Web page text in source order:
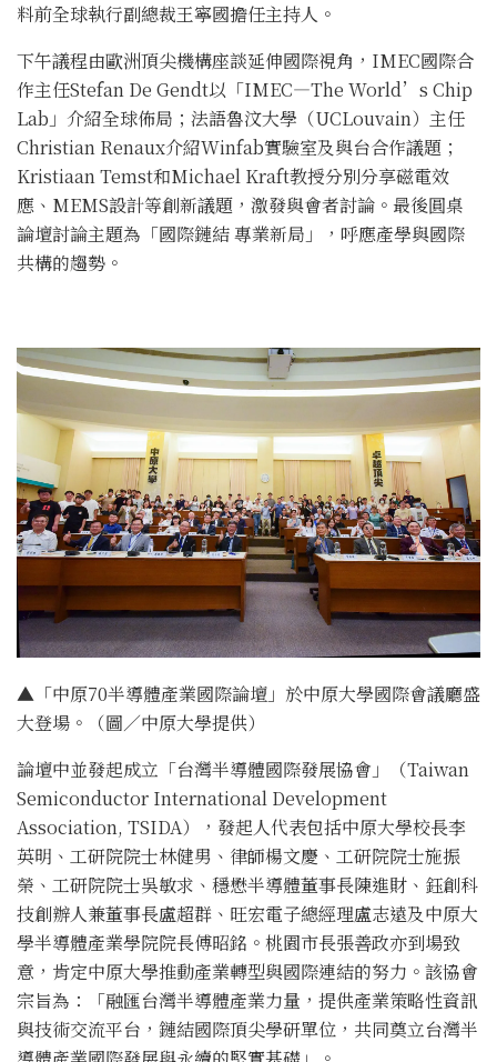
料前全球執行副總裁王寧國擔任主持人。
下午議程由歐洲頂尖機構座談延伸國際視角，IMEC國際合
作主任Stefan De Gendt以「IMEC—The World’s Chip
Lab」介紹全球佈局；法語魯汶大學（UCLouvain）主任
Christian Renaux介紹Winfab實驗室及與台合作議題；
Kristiaan Temst和Michael Kraft教授分別分享磁電效
應、MEMS設計等創新議題，激發與會者討論。最後圓桌
論壇討論主題為「國際鏈結 專業新局」，呼應產學與國際
共構的趨勢。
▲「中原70半導體產業國際論壇」於中原大學國際會議廳盛
大登場。（圖／中原大學提供）
論壇中並發起成立「台灣半導體國際發展協會」（Taiwan
Semiconductor International Development
Association, TSIDA），發起人代表包括中原大學校長李
英明、工研院院士林健男、律師楊文慶、工研院院士施振
榮、工研院院士吳敏求、穩懋半導體董事長陳進財、鈺創科
技創辦人兼董事長盧超群、旺宏電子總經理盧志遠及中原大
學半導體產業學院院長傅昭銘。桃園市長張善政亦到場致
意，肯定中原大學推動產業轉型與國際連結的努力。該協會
宗旨為：「融匯台灣半導體產業力量，提供產業策略性資訊
與技術交流平台，鏈結國際頂尖學研單位，共同奠立台灣半